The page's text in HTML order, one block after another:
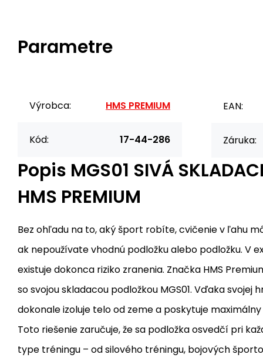
Parametre
Výrobca: HMS PREMIUM
Kód: 17-44-286
EAN:
Záruka:
Popis MGS01 SIVÁ
HMS PREMIUM
Bez ohľadu na to, aký šport robíte, cvičenie v ľahu
ak nepoužívate vhodnú podložku alebo podložku. V
existuje dokonca riziko zranenia. Značka HMS
so svojou skladacou podložkou MGS01. Vďaka svojej
dokonale izoluje telo od zeme a poskytuje
Toto riešenie zaručuje, že sa podložka osvedčí pri
type tréningu – od silového tréningu, bojových